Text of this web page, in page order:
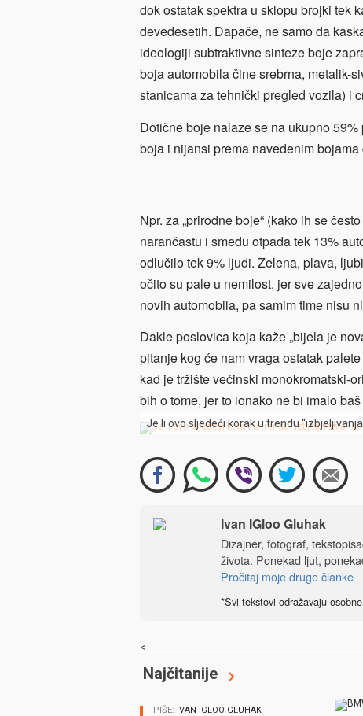
dok ostatak spektra u sklopu brojki tek
devedesetih. Dapače, ne samo da
ideologiji subtraktivne sinteze boje
boja automobila čine srebrna, metalik-
stanicama za tehnički pregled vozila) i
Dotične boje nalaze se na ukupno
boja i nijansi prema navedenim
Npr. za „prirodne boje“ (kako ih se
narančastu i smeđu otpada tek 13%
odlučilo tek 9% ljudi. Zelena, plava,
očito su pale u nemilost, jer sve
novih automobila, pa samim time nisu
Dakle poslovica koja kaže „bijela je
pitanje kog će nam vraga ostatak
kad je tržište većinski monokromatski-
bih o tome, jer to ionako ne bi imalo
Je li ovo sljedeći korak u trendu
Ivan IGloo Gluhak
Dizajner, fotograf,
života. Ponekad ljut,
Pročitaj moje druge članke
*Svi tekstovi odražavaju
<
Najčitanije
PIŠE: IVAN IGLOO GLUHAK